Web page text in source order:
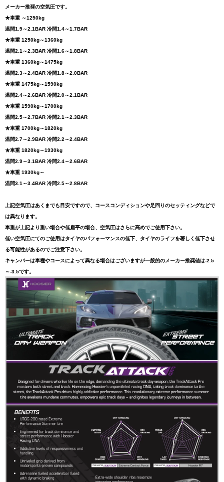
メーカー推奨の空気圧です。
★車重 ～1250kg
温間1.9～2.1BAR 冷間1.4～1.7BAR
★車重 1250kg～1360kg
温間2.1～2.3BAR 冷間1.6～1.8BAR
★車重 1360kg～1475kg
温間2.3～2.4BAR 冷間1.8～2.0BAR
★車重 1475kg～1590kg
温間2.4～2.6BAR 冷間2.0～2.1BAR
★車重 1590kg～1700kg
温間2.5～2.7BAR 冷間2.1～2.3BAR
★車重 1700kg～1820kg
温間2.7～2.9BAR 冷間2.2～2.4BAR
★車重 1820kg～1930kg
温間2.9～3.1BAR 冷間2.4～2.6BAR
★車重 1930kg～
温間3.1～3.4BAR 冷間2.5～2.8BAR
上記空気圧はあくまでも目安ですので、コースコンディションや足回りのセッティングなどで
は異なります。
車重が上記より重い場合や低扁平の場合、空気圧はさらに高めでご使用下さい。
低い空気圧にてのご使用はタイヤのパフォーマンスの低下、タイヤのライフを著しく低下させ
る可能性があるのでご注意下さい。
キャンバーは車種やコースによって異なる場合はございますが一般的のメーカー推奨値は-2.5
～-3.5です。